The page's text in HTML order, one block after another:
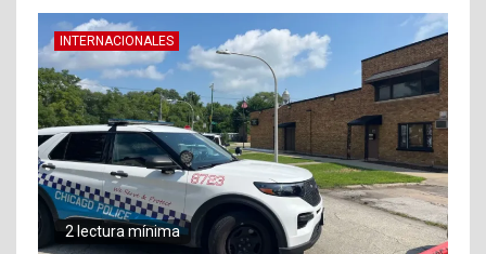
INTERNACIONALES
2 lectura mínima